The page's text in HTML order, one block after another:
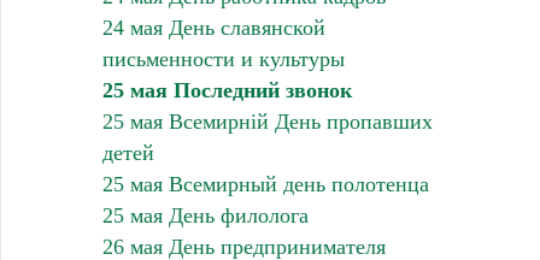
24 мая День славянской
письменности и культуры
25 мая Последний звонок
25 мая Всемирній День пропавших
детей
25 мая Всемирный день полотенца
25 мая День филолога
26 мая День предпринимателя